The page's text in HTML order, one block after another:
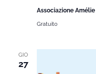
Associazione Amélie
Gratuito
GIO
27